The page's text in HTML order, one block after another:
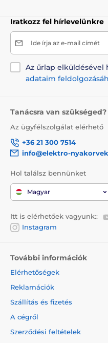
szakítószilárdságú
akadálymentes
hogy stílusos, de a
kényelmes és
karabiner segítségével
Design, melyet
Iratkozz fel hírlevelünkre
Ide írja az e-mail címét
Az űrlap elküldésével
adataim
Tanácsra van szükséged?
Az ügyfélszolgálat elérhető
+36 21 300 7514
info@elektro-
Hol találsz bennünket
Magyar
Itt is elérhetőek vagyunk::
Instagram
További információk
Elérhetőségek
Reklamációk
Szállítás és fizetés
A cégről
Szerződési feltételek